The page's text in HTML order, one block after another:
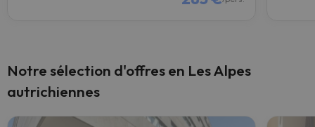
Notre sélection d'offres en Les Alpes
autrichiennes